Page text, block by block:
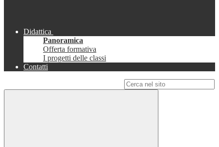
Didattica
Panoramica
Offerta formativa
I progetti delle classi
Contatti